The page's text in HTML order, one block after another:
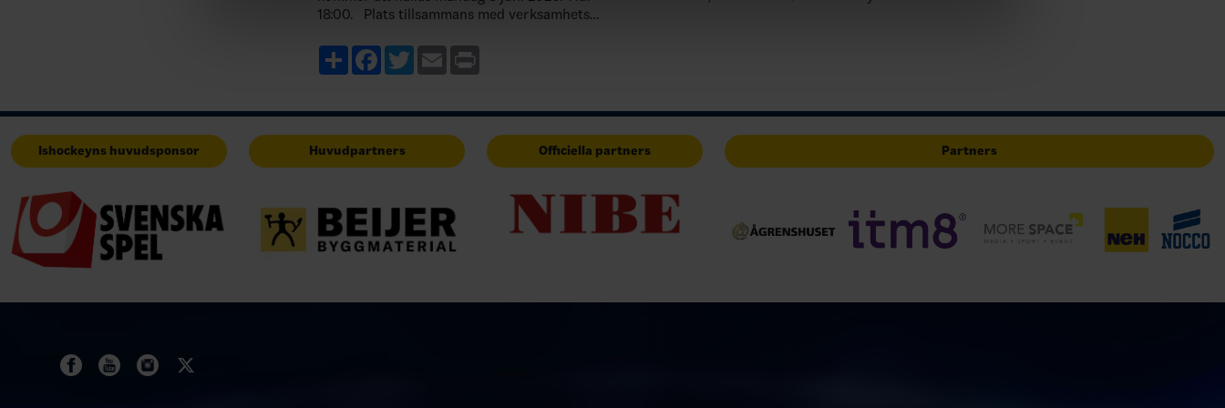
18:00. Plats tillsammans med verksamhets-
berättelser, verksamhetsplan…
ShareFacebook
TwitterEmail
Ishockeyns huvudsponsor Huvudpartners Officiella partners Partners